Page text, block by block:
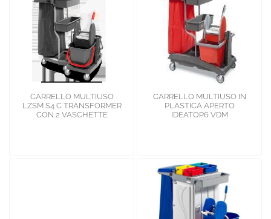
CARRELLO MULTIUSO
LZSM S4 C TRANSFORMER
CON 2 VASCHETTE
CARRELLO MULTIUSO IN
PLASTICA APERTO
IDEATOP6 VDM